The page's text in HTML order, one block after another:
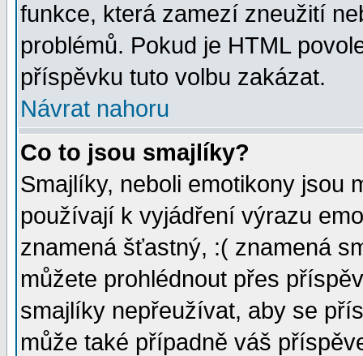
funkce, která zamezí zneužití
problémů. Pokud je HTML
příspěvku tuto volbu zakázat.
Návrat nahoru
Co to jsou smajlíky?
Smajlíky, neboli emotikony jsou
používají k vyjádření výrazu
znamená šťastný, :( znamená
můžete prohlédnout přes
smajlíky nepřeužívat, aby se
může také případně váš